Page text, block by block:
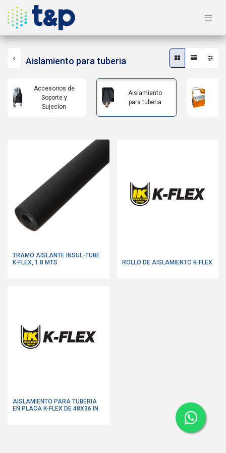
Aislamiento para tuberia
Accesorios de
Soporte y
Sujecion
Aislamiento
para tuberia
TRAMO AISLANTE INSUL-TUBE
K-FLEX, 1.8 MTS
ROLLO DE AISLAMIENTO K-FLEX
AISLAMIENTO PARA TUBERIA
EN PLACA K-FLEX DE 48X36 IN